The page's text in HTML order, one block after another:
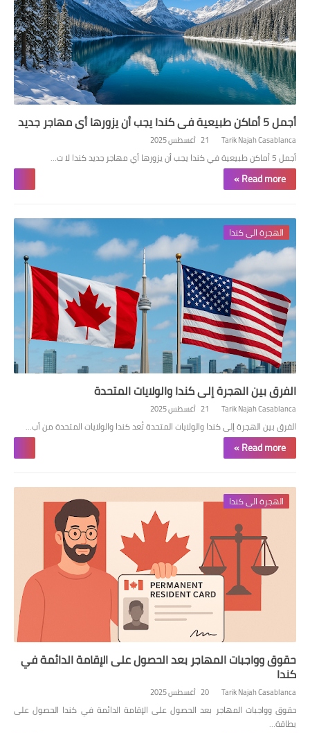
أجمل 5 أماكن طبيعية في كندا يجب أن يزورها أي مهاجر جديد
Tarik Najah Casablanca 21 أغسطس 2025
أجمل 5 أماكن طبيعية في كندا يجب أن يزورها أي مهاجر جديد كندا لا ت…
Read more »
الهجرة الى كندا
الفرق بين الهجرة إلى كندا والولايات المتحدة
Tarik Najah Casablanca 21 أغسطس 2025
الفرق بين الهجرة إلى كندا والولايات المتحدة تُعد كندا والولايات المتحدة من أب…
Read more »
الهجرة الى كندا
حقوق وواجبات المهاجر بعد الحصول على الإقامة الدائمة في
كندا
Tarik Najah Casablanca 20 أغسطس 2025
حقوق وواجبات المهاجر بعد الحصول على الإقامة الدائمة في كندا الحصول على
بطاقة…